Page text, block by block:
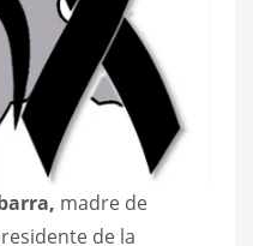
madre de
de la